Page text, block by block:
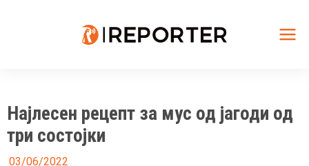
Најлесен рецепт за мус од јагоди од
три состојки
03/06/2022